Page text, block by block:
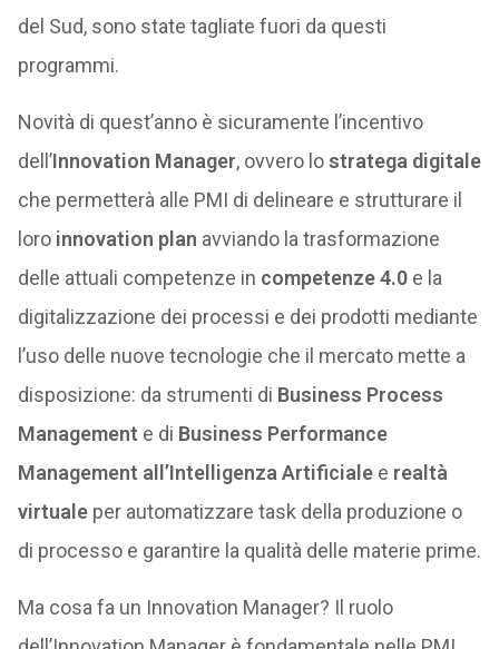
del Sud, sono state tagliate fuori da questi
programmi.
Novità di quest’anno è sicuramente l’incentivo
dell’Innovation Manager, ovvero lostratega digitale
che permetterà alle PMI di delineare e strutturare il
loro innovation plan avviando la trasformazione
delle attuali competenze in competenze 4.0e la
digitalizzazione dei processi e dei prodotti mediante
l’uso delle nuove tecnologie che il mercato mette a
disposizione: da strumenti di Business Process
Management e di Business Performance
Management all’Intelligenza Artificialee realtà
virtualeper automatizzare task della produzione o
di processo e garantire la qualità delle materie prime.
Ma cosa fa un Innovation Manager? Il ruolo